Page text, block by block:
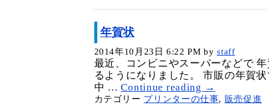
年賀状
2014年10月23日 6:22 PM by staff
最近、コンビニやスーパーなどで
るようになりました。 市販の年賀
中 …Continue reading →
カテゴリー プリンターの仕事, 販売促進